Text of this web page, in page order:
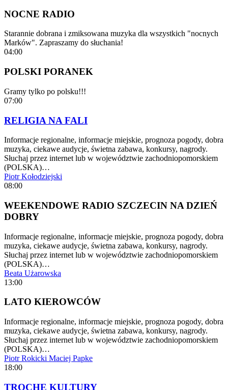
NOCNE RADIO
Starannie dobrana i zmiksowana muzyka dla wszystkich "nocnych
Marków". Zapraszamy do słuchania!
04:00
POLSKI PORANEK
Gramy tylko po polsku!!!
07:00
RELIGIA NA FALI
Informacje regionalne, informacje miejskie, prognoza pogody, dobra
muzyka, ciekawe audycje, świetna zabawa, konkursy, nagrody.
Słuchaj przez internet lub w województwie zachodniopomorskiem
(POLSKA)…
Piotr Kołodziejski
08:00
WEEKENDOWE RADIO SZCZECIN NA DZIEŃ
DOBRY
Informacje regionalne, informacje miejskie, prognoza pogody, dobra
muzyka, ciekawe audycje, świetna zabawa, konkursy, nagrody.
Słuchaj przez internet lub w województwie zachodniopomorskiem
(POLSKA)…
Beata Użarowska
13:00
LATO KIEROWCÓW
Informacje regionalne, informacje miejskie, prognoza pogody, dobra
muzyka, ciekawe audycje, świetna zabawa, konkursy, nagrody.
Słuchaj przez internet lub w województwie zachodniopomorskiem
(POLSKA)…
Piotr Rokicki Maciej Papke
18:00
TROCHĘ KULTURY